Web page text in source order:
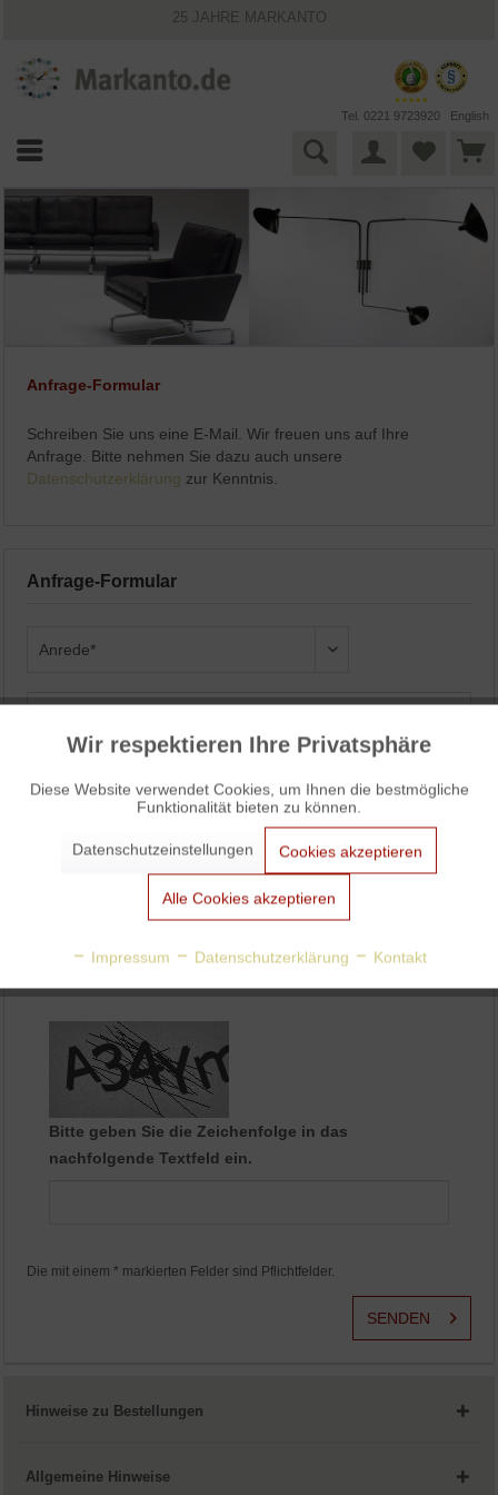
25 JAHRE MARKANTO
VIELFÄLTIGE ZAHLUNGSMÖGLICHKEITEN
Tel. 0221 9723920 English
Anfrage-Formular
Schreiben Sie uns eine E-Mail. Wir freuen uns auf Ihre
Anfrage. Bitte nehmen Sie dazu auch unsere
Datenschutzerklärung zur Kenntnis.
Anfrage-Formular
Bitte geben Sie die Zeichenfolge in das
nachfolgende Textfeld ein.
Die mit einem * markierten Felder sind Pflichtfelder.
SENDEN
Hinweise zu Bestellungen
Allgemeine Hinweise
Funktionale Aktiv
Aktiv
Aktiv
Personalisierung
Wir respektieren Ihre Privatsphäre
Diese Website verwendet Cookies, um Ihnen die bestmögliche
Funktionalität bieten zu können.
Datenschutzeinstellungen Cookies akzeptieren
Alle Cookies akzeptieren
Impressum Datenschutzerklärung Kontakt